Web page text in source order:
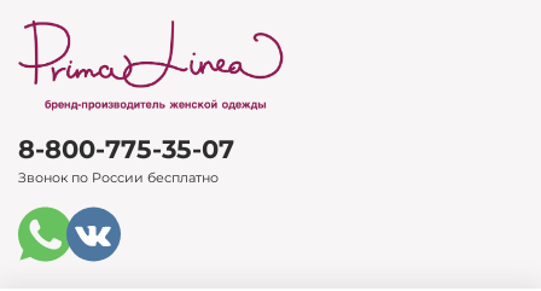
8-800-775-35-07
Звонок по России бесплатно